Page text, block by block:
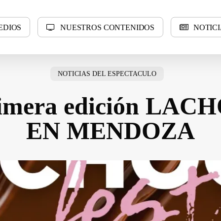
DIOS NUESTROS CONTENIDOS NOTICI
NOTICIAS DEL ESPECTACULO
edición
EN MENDOZA